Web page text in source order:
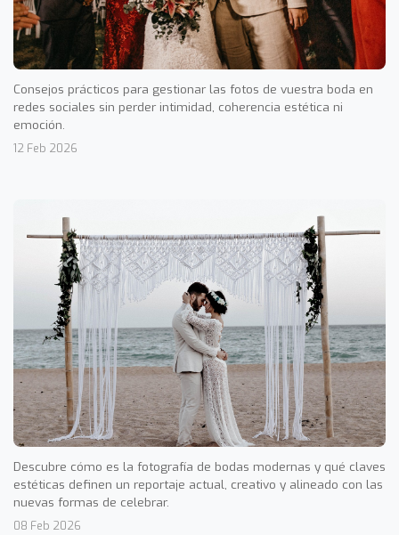
Consejos prácticos para gestionar las fotos de vuestra boda en
redes sociales sin perder intimidad, coherencia estética ni
emoción.
12 Feb 2026
Descubre cómo es la fotografía de bodas modernas y qué claves
estéticas definen un reportaje actual, creativo y alineado con las
nuevas formas de celebrar.
08 Feb 2026